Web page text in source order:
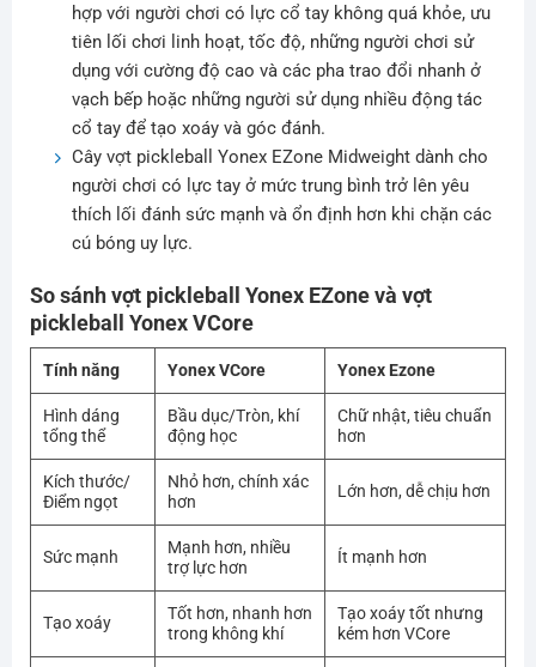
hợp với người chơi có lực cổ tay không quá khỏe, ưu
tiên lối chơi linh hoạt, tốc độ, những người chơi sử
dụng với cường độ cao và các pha trao đổi nhanh ở
vạch bếp hoặc những người sử dụng nhiều động tác
cổ tay để tạo xoáy và góc đánh.
Cây vợt pickleball Yonex EZone Midweight dành cho
người chơi có lực tay ở mức trung bình trở lên yêu
thích lối đánh sức mạnh và ổn định hơn khi chặn các
cú bóng uy lực.
So sánh vợt pickleball Yonex EZone và vợt
pickleball Yonex VCore
Tính năng Yonex VCore Yonex Ezone
Hình dáng
tổng thể
Bầu dục/Tròn, khí
động học
Chữ nhật, tiêu chuẩn
hơn
Kích thước/
Điểm ngọt
Nhỏ hơn, chính xác
hơn
Lớn hơn, dễ chịu hơn
Sức mạnh
Mạnh hơn, nhiều
trợ lực hơn
Ít mạnh hơn
Tạo xoáy
Tốt hơn, nhanh hơn
trong không khí
Tạo xoáy tốt nhưng
kém hơn VCore